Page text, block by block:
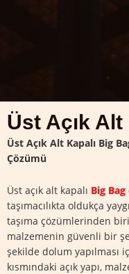
Üst Açık
Üst Açık Alt Kapalı Big
Çözümü
Üst açık alt kapalı Big
taşımacılıkta oldukça
taşıma çözümlerinden
malzemenin güvenli bir
şekilde dolum yapılması
kısmındaki açık yapı,